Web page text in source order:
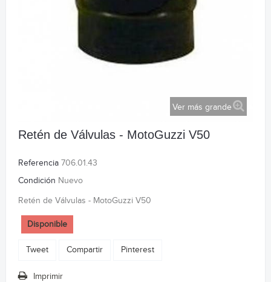
Ver más grande
Retén de Válvulas - MotoGuzzi V50
Referencia 706.01.43
Condición Nuevo
Retén de Válvulas - MotoGuzzi V50
Disponible
Tweet Compartir Pinterest
Imprimir